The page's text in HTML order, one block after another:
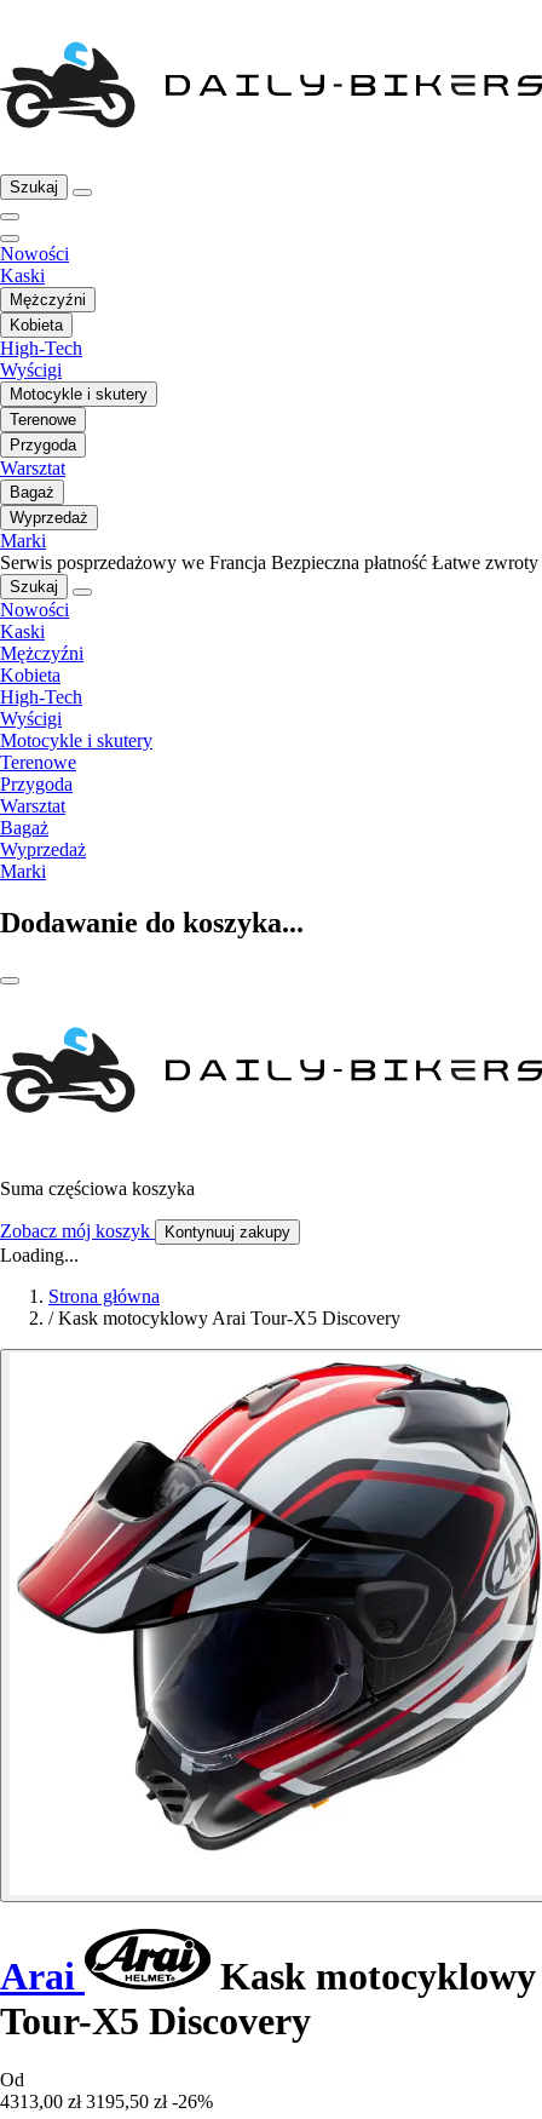
Szukaj
Nowości
Kaski
Mężczyźni
Kobieta
High-Tech
Wyścigi
Motocykle i skutery
Terenowe
Przygoda
Warsztat
Bagaż
Wyprzedaż
Marki
Serwis posprzedażowy we Francja Bezpieczna płatność Łatwe zwroty
Szukaj
Nowości
Kaski
Mężczyźni
Kobieta
High-Tech
Wyścigi
Motocykle i skutery
Terenowe
Przygoda
Warsztat
Bagaż
Wyprzedaż
Marki
Dodawanie do koszyka...
Suma częściowa koszyka
Zobacz mój koszyk Kontynuuj zakupy
Loading...
Strona główna
/ Kask motocyklowy Arai Tour-X5 Discovery
Arai
Kask motocyklowy
Tour-X5 Discovery
Od
4313,00 zł 3195,50 zł -26%